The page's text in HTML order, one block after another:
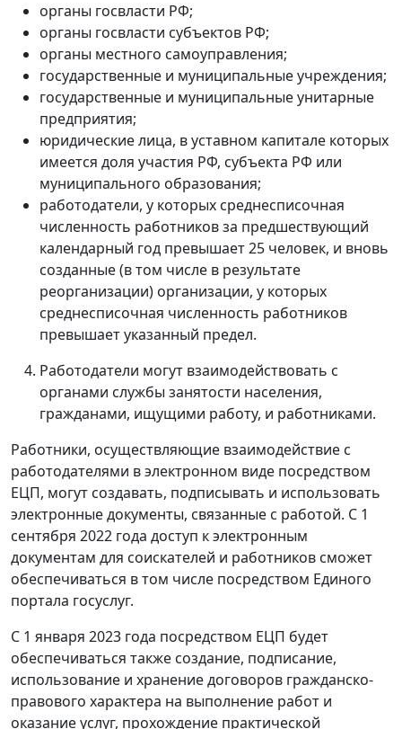
органы госвласти РФ;
органы госвласти субъектов РФ;
органы местного самоуправления;
государственные и муниципальные учреждения;
государственные и муниципальные унитарные
предприятия;
юридические лица, в уставном капитале которых
имеется доля участия РФ, субъекта РФ или
муниципального образования;
работодатели, у которых среднесписочная
численность работников за предшествующий
календарный год превышает 25 человек, и вновь
созданные (в том числе в результате
реорганизации) организации, у которых
среднесписочная численность работников
превышает указанный предел.
Работодатели могут взаимодействовать с
органами службы занятости населения,
гражданами, ищущими работу, и работниками.
Работники, осуществляющие взаимодействие с
работодателями в электронном виде посредством
ЕЦП, могут создавать, подписывать и использовать
электронные документы, связанные с работой. С 1
сентября 2022 года доступ к электронным
документам для соискателей и работников сможет
обеспечиваться в том числе посредством Единого
портала госуслуг.
С 1 января 2023 года посредством ЕЦП будет
обеспечиваться также создание, подписание,
использование и хранение договоров гражданско-
правового характера на выполнение работ и
оказание услуг, прохождение практической